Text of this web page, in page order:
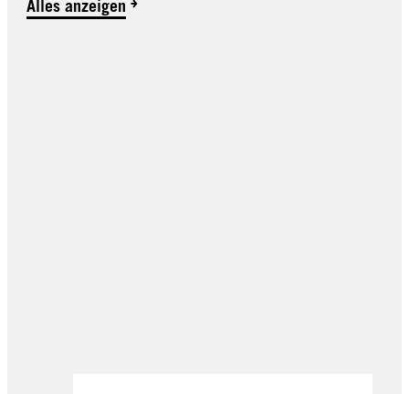
Alles anzeigen